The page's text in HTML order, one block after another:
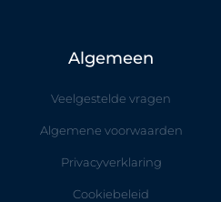
Algemeen
Veelgestelde vragen
Algemene voorwaarden
Privacyverklaring
Cookiebeleid